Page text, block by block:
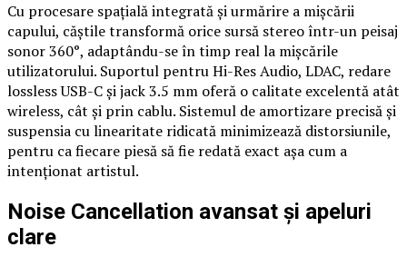
Cu procesare spațială integrată și urmărire a mișcării
capului, căștile transformă orice sursă stereo într-un peisaj
sonor 360°, adaptându-se în timp real la mișcările
utilizatorului. Suportul pentru Hi-Res Audio, LDAC, redare
lossless USB-C și jack 3.5 mm oferă o calitate excelentă atât
wireless, cât și prin cablu. Sistemul de amortizare precisă și
suspensia cu linearitate ridicată minimizează distorsiunile,
pentru ca fiecare piesă să fie redată exact așa cum a
intenționat artistul.
Noise Cancellation avansat și apeluri
clare